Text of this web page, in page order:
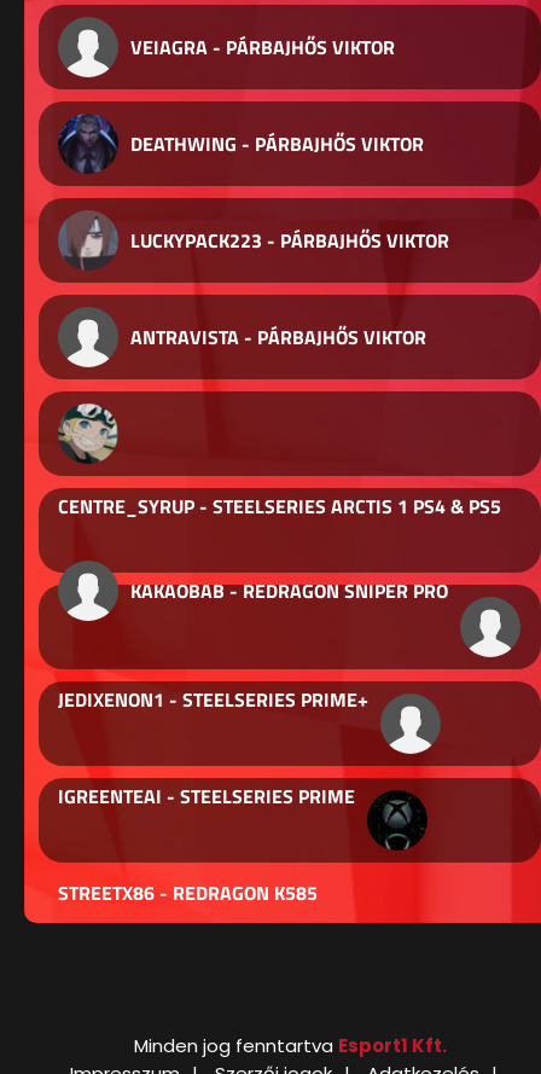
VEIAGRA - PÁRBAJHŐS VIKTOR
DEATHWING - PÁRBAJHŐS VIKTOR
LUCKYPACK223 - PÁRBAJHŐS VIKTOR
ANTRAVISTA - PÁRBAJHŐS VIKTOR
CENTRE_SYRUP - STEELSERIES ARCTIS 1 PS4 & PS5
KAKAOBAB - REDRAGON SNIPER PRO
JEDIXENON1 - STEELSERIES PRIME+
IGREENTEAI - STEELSERIES PRIME
STREETX86 - REDRAGON K585
Minden jog fenntartva Esport1 Kft.